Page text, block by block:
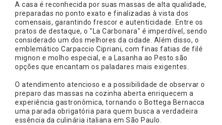
A casa é reconhecida por suas massas de alta qualidade,
preparadas no ponto exato e finalizadas à vista dos
comensais, garantindo frescor e autenticidade. Entre os
pratos de destaque, o "La Carbonara" é imperdível, sendo
considerado um dos melhores da cidade. Além disso, o
emblemático Carpaccio Cipriani, com finas fatias de filé
mignon e molho especial, e a Lasanha ao Pesto são
opções que encantam os paladares mais exigentes.
O atendimento atencioso e a possibilidade de observar o
preparo das massas na cozinha aberta enriquecem a
experiência gastronômica, tornando o Bottega Bernacca
uma parada obrigatória para quem busca a verdadeira
essência da culinária italiana em São Paulo.